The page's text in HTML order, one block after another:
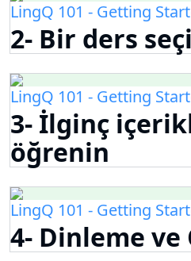
LingQ 101 - Getting
2- Bir ders
LingQ 101 - Getting
3- İlginç
öğrenin
LingQ 101 - Getting
4- Dinleme ve